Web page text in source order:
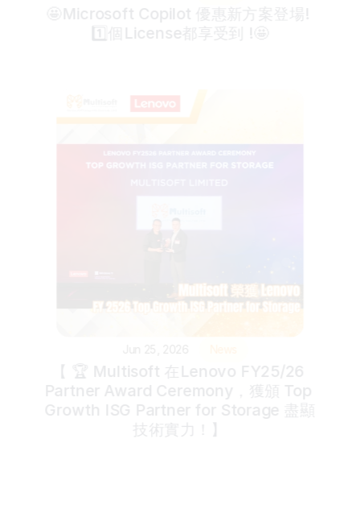
🤩Microsoft Copilot 優惠新方案登場!
1️⃣個License都享受到 !🤩
Jun 25, 2026
【 🏆 Multisoft 在Lenovo FY25/26
Partner Award Ceremony，獲頒 Top
Growth ISG Partner for Storage 盡顯
技術實力！】